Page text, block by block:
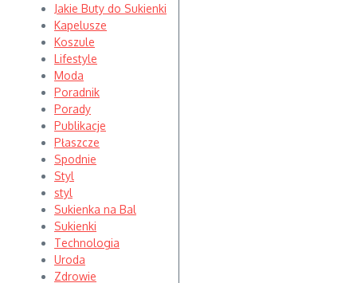
Jakie Buty do Sukienki
Kapelusze
Koszule
Lifestyle
Moda
Poradnik
Porady
Publikacje
Płaszcze
Spodnie
Styl
styl
Sukienka na Bal
Sukienki
Technologia
Uroda
Zdrowie